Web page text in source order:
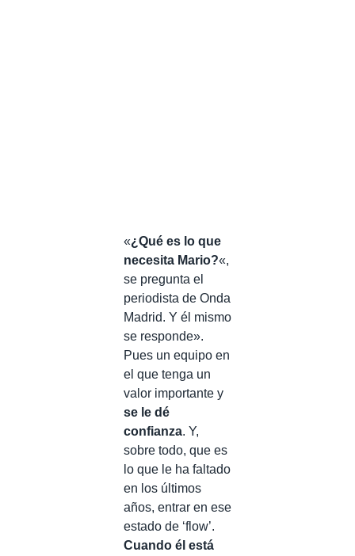
«¿Qué es lo que
necesita Mario?«,
se pregunta el
periodista de Onda
Madrid. Y él mismo
se responde».
Pues un equipo en
el que tenga un
valor importante y
se le dé
confianza. Y,
sobre todo, que es
lo que le ha faltado
en los últimos
años, entrar en ese
estado de ‘flow’.
Cuando él está